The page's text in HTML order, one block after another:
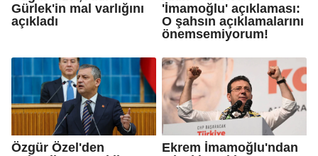
Gürlek'in mal varlığını
açıkladı
'İmamoğlu' açıklaması:
O şahsın açıklamalarını
önemsemiyorum!
Özgür Özel'den
Ekrem İmamoğlu'ndan